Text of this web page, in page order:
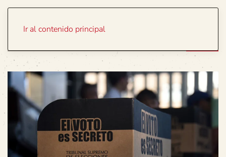
Ir al contenido principal